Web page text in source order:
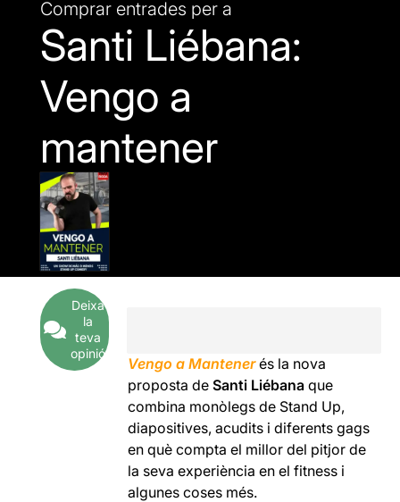
Comprar entrades per a
Santi Liébana:
Vengo a
mantener
Deixa
la
teva
opinió
Vengo a Mantenerés la nova
proposta deSanti Liébana que
combina monòlegs de Stand Up,
diapositives, acudits i diferents gags
en què compta el millor del pitjor de
la seva experiència en el fitness i
algunes coses més.